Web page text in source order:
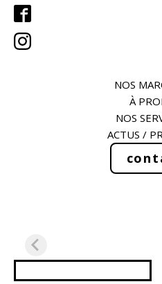
NOS
À
NOS
ACTUS /